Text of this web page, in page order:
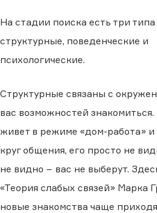
На стадии поиска есть три типа
структурные, поведенческие и
психологические.
Структурные связаны с
вас возможностей знакомиться.
живет в режиме «дом-работа» и
круг общения, его просто не
не видно − вас не выберут.
«Теория слабых связей» Марка
новые знакомства чаще